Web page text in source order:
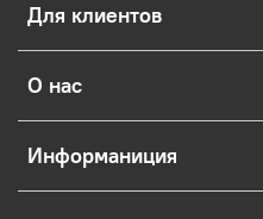
Для клиентов
О нас
Информаниция